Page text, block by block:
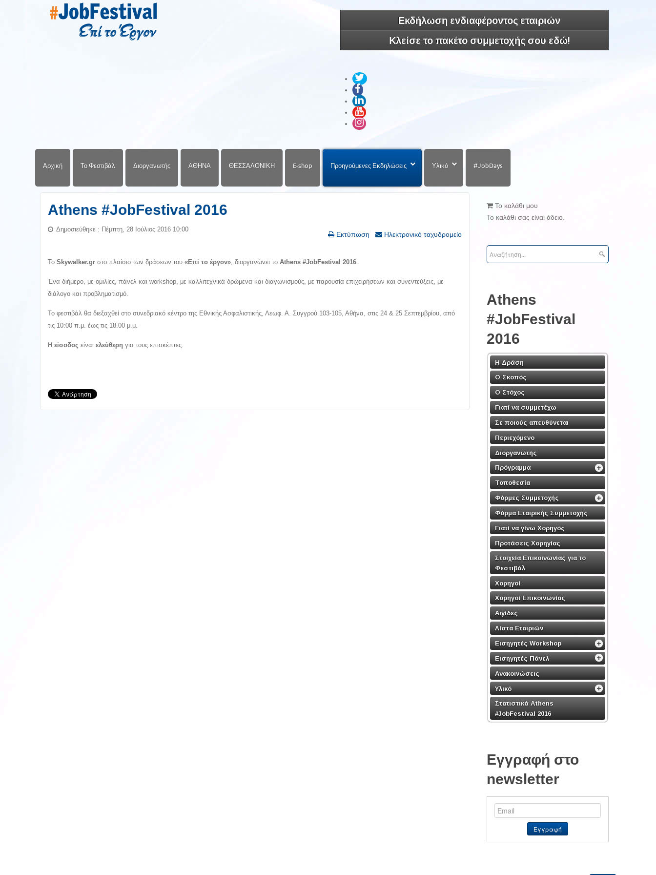
Εκδήλωση ενδιαφέροντος εταιριών
Κλείσε το πακέτο συμμετοχής σου εδώ!
Αρχική Το Φεστιβάλ Διοργανωτής ΑΘΗΝΑ ΘΕΣΣΑΛΟΝΙΚΗ E-shop Προηγούμενες Εκδηλώσεις Υλικό #JobDays
Athens #JobFestival 2016
Εκτύπωση Ηλεκτρονικό ταχυδρομείο
Δημοσιεύθηκε : Πέμπτη, 28 Ιούλιος 2016 10:00
Το Skywalker.gr στο πλαίσιο των δράσεων του «Επί το έργον», διοργανώνει το Athens #JobFestival 2016.
Ένα διήμερο, με ομιλίες, πάνελ και workshop, με καλλιτεχνικά δρώμενα και διαγωνισμούς, με παρουσία επιχειρήσεων και συνεντεύξεις, με
διάλογο και προβληματισμό.
Το φεστιβάλ θα διεξαχθεί στο συνεδριακό κέντρο της Εθνικής Ασφαλιστικής, Λεωφ. Α. Συγγρού 103-105, Αθήνα, στις 24 & 25 Σεπτεμβρίου, από
τις 10:00 π.μ. έως τις 18.00 μ.μ.
Η είσοδος είναι ελεύθερη για τους επισκέπτες.
Το καλάθι μου
Το καλάθι σας είναι άδειο.
Athens
#JobFestival
2016
Η Δράση
Ο Σκοπός
Ο Στόχος
Γιατί να συμμετέχω
Σε ποιούς απευθύνεται
Περιεχόμενο
Διοργανωτής
Πρόγραμμα
Τοποθεσία
Φόρμες Συμμετοχής
Φόρμα Εταιρικής Συμμετοχής
Γιατί να γίνω Χορηγός
Προτάσεις Χορηγίας
Στοιχεία Επικοινωνίας για το
Φεστιβάλ
Χορηγοί
Χορηγοί Επικοινωνίας
Αιγίδες
Λίστα Εταιριών
Εισηγητές Workshop
Εισηγητές Πάνελ
Ανακοινώσεις
Υλικό
Στατιστικά Athens
#JobFestival 2016
Εγγραφή στο
newsletter